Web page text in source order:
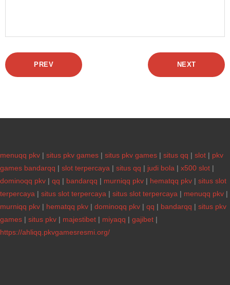
PREV NEXT
menuqq pkv | situs pkv games | situs pkv games | situs qq | slot | pkv
games bandarqq | slot terpercaya | situs qq | judi bola | x500 slot |
dominoqq pkv | qq | bandarqq | murniqq pkv | hematqq pkv | situs slot
terpercaya | situs slot terpercaya | situs slot terpercaya | menuqq pkv |
murniqq pkv | hematqq pkv | dominoqq pkv | qq | bandarqq | situs pkv
games | situs pkv | majestibet | miyaqq | gajibet |
https://ahliqq.pkvgamesresmi.org/